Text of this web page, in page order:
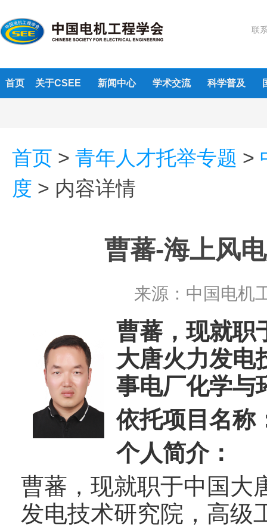
联
首页 关于CSEE 新闻中心 学术交流 科学普及
首页 > 青年人才托举专题 >
度 > 内容详情
曹蕃-海上风
来源： 中国电机
曹蕃，现就职
大唐火力发电
事电厂化学与
依托项目名称
个人简介：
曹蕃，现就职于中国大
发电技术研究院，高级